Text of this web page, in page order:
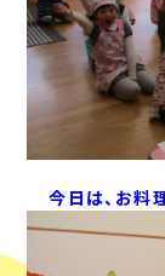
今日は、お料